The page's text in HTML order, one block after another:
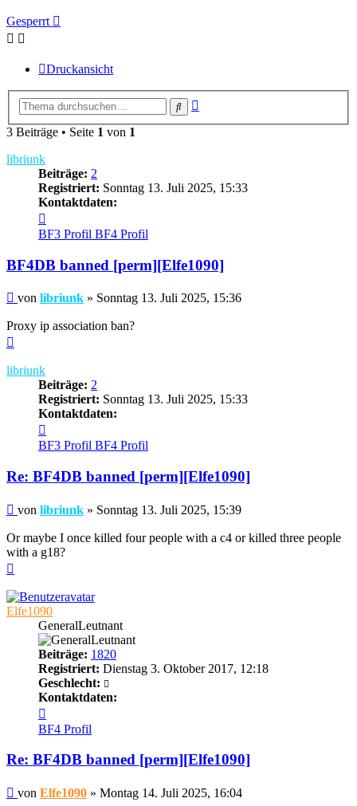
Gesperrt
Druckansicht
Suche
3 Beiträge • Seite 1 von 1
libriunk
Beiträge: 2
Registriert: Sonntag 13. Juli 2025, 15:33
Kontaktdaten:
von
libriunk
BF3 Profil BF4 Profil
BF4DB banned [perm][Elfe1090]
Beitrag
von libriunk » Sonntag 13. Juli 2025, 15:36
Proxy ip association ban?
libriunk
Beiträge: 2
Registriert: Sonntag 13. Juli 2025, 15:33
Kontaktdaten:
von
libriunk
BF3 Profil BF4 Profil
Re: BF4DB banned [perm][Elfe1090]
Beitrag
von libriunk » Sonntag 13. Juli 2025, 15:39
Or maybe I once killed four people with a c4 or killed three people
with a g18?
Elfe1090
GeneralLeutnant
Beiträge: 1820
Registriert: Dienstag 3. Oktober 2017, 12:18
Geschlecht:
Kontaktdaten:
von
Elfe1090
BF4 Profil
Re: BF4DB banned [perm][Elfe1090]
Beitrag
von Elfe1090 » Montag 14. Juli 2025, 16:04